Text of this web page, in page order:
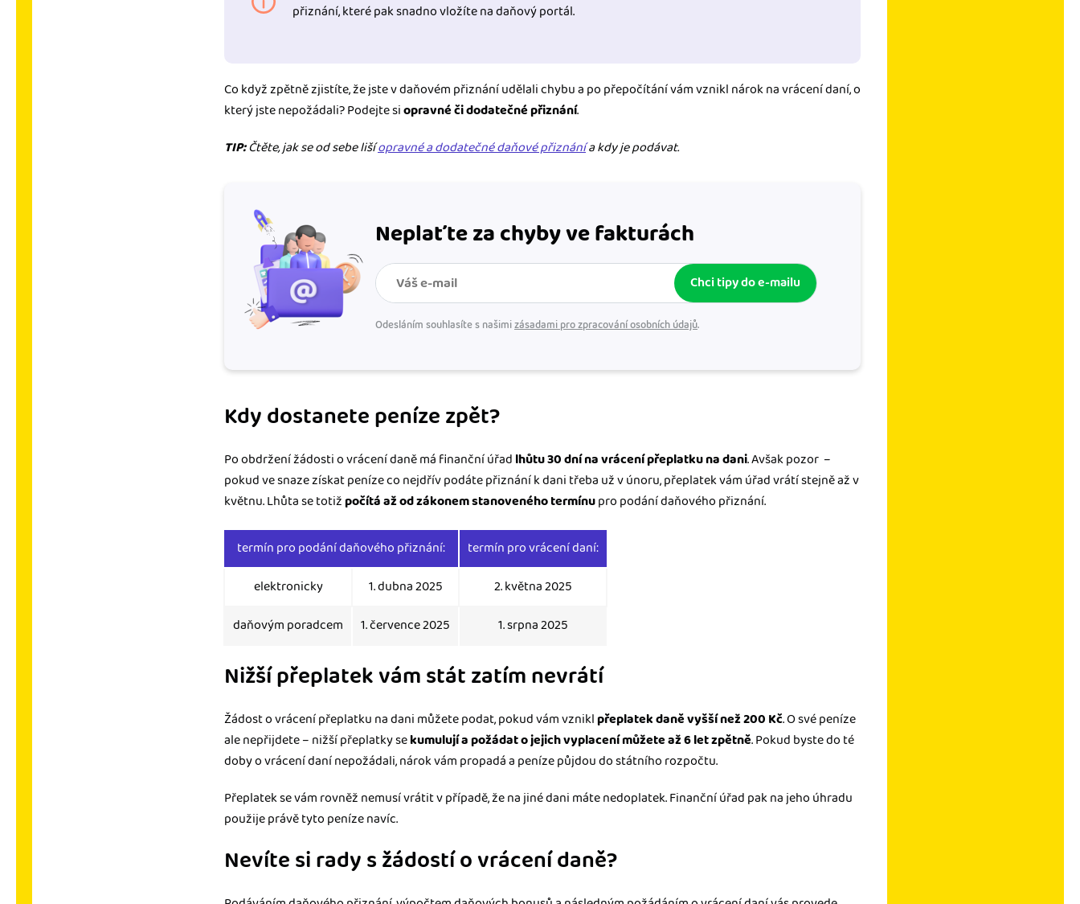
přiznání, které pak snadno vložíte na daňový portál.
Co když zpětně zjistíte, že jste v daňovém přiznání udělali chybu a po přepočítání vám vznikl nárok na vrácení daní, o
který jste nepožádali? Podejte siopravné či dodatečné přiznání.
TIP:Čtěte, jak se od sebe lišíopravné a dodatečné daňové přiznánía kdy je podávat.
Neplaťte za chyby ve fakturách
Chci tipy do e-mailu
Odesláním souhlasíte s našimizásadami pro zpracování osobních údajů.
Kdy dostanete peníze zpět?
Po obdržení žádosti o vrácení daně má finanční úřad lhůtu 30 dní na vrácení přeplatku na dani. Avšak pozor –
pokud ve snaze získat peníze co nejdřív podáte přiznání k dani třeba už v únoru, přeplatek vám úřad vrátí stejně až v
květnu. Lhůta se totižpočítá až od zákonem stanoveného termínupro podání daňového přiznání.
termín pro podání daňového přiznání:
termín pro vrácení daní:
elektronicky
1. dubna 2025
2. května 2025
daňovým poradcem
1. července 2025 1. srpna 2025
Nižší přeplatek vám stát zatím nevrátí
Žádost o vrácení přeplatku na dani můžete podat, pokud vám vzniklpřeplatek daně vyšší než 200 Kč. O své peníze
ale nepřijdete – nižší přeplatky sekumulují a požádat o jejich vyplacení můžete až 6 let zpětně. Pokud byste do té
doby o vrácení daní nepožádali, nárok vám propadá a peníze půjdou do státního rozpočtu.
Přeplatek se vám rovněž nemusí vrátit v případě, že na jiné dani máte nedoplatek. Finanční úřad pak na jeho úhradu
použije právě tyto peníze navíc.
Nevíte si rady s žádostí o vrácení daně?